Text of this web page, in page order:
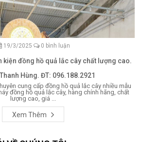
19/3/2025 0 bình luận
kiện đồng hồ quả lắc cây chất lượng cao.
Hùng. ĐT: 096.188.2921
cung cấp đồng hồ quả lắc cây nhiều mẫu
đồng hồ quả lắc cây, hàng chính hãng, chất
lượng cao, giá ...
Xem Thêm